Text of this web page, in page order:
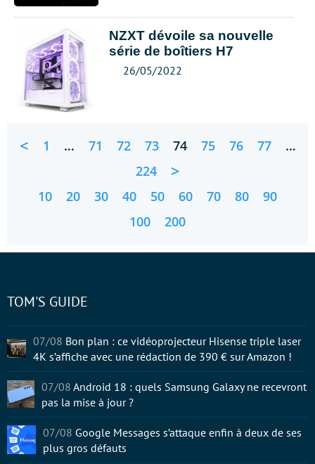
NZXT dévoile sa nouvelle
série de boîtiers H7
26/05/2022
< 1 … 71 72 73 74 75 76 77
…
224
>
10 20 30 40 50 60 70 80
90
100
200
TOM'S GUIDE
07/08 Bon plan : ce vidéoprojecteur Hisense triple laser
4K s’affiche avec une rédaction de 390 € sur Amazon !
07/08 Android 18 : quels Samsung Galaxy ne recevront
pas la mise à jour ?
07/08 Google Messages s’attaque enfin à deux de ses
plus gros défauts